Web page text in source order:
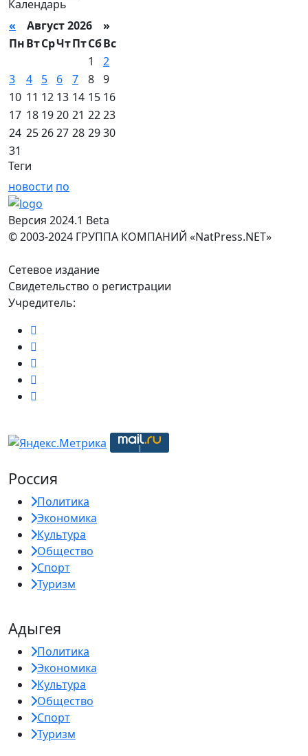
Календарь
« Август 2026 »
ПнВтСрЧтПтСбВс
1
2
3
4 5 6 7 8 9
10 11 12 13 14 15 16
17 18 1920 21 2223
24 252627 28 2930
31
Теги
новости по
Версия 2024.1 Beta
© 2003-2024 ГРУППА КОМПАНИЙ «NatPress.NET»
Сетевое издание
Свидетельство о регистрации
Учредитель:
Россия
Политика
Экономика
Культура
Общество
Спорт
Туризм
Адыгея
Политика
Экономика
Культура
Общество
Спорт
Туризм